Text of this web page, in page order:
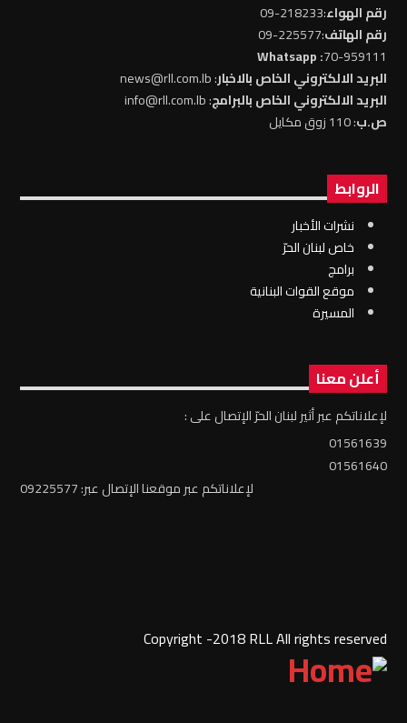
رقم الهواء:218233-09
رقم الهاتف:225577-09
70-959111
: Whatsapp
البريد الالكتروني الخاص بالاخبار: news@rll.com.lb
البريد الالكتروني الخاص بالبرامج: info@rll.com.lb
ص.ب: 110 زوق مكايل
الروابط
نشرات الأخبار
خاص لبنان الحرّ
برامج
موقع القوات البنانية
المسيرة
أعلن معنا
لإعلاناتكم عبر أثير لبنان الحرّ الإتصال على :
01561639
01561640
لإعلاناتكم عبر موقعنا الإتصال عبر: 09225577
Copyright -2018 RLL All rights reserved